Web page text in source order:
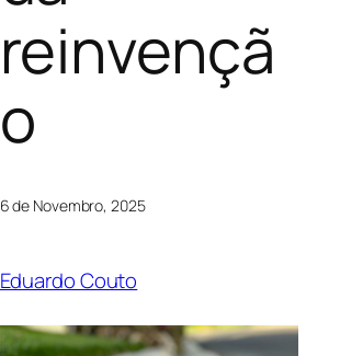
reinvençã
o
6 de Novembro, 2025
Eduardo Couto